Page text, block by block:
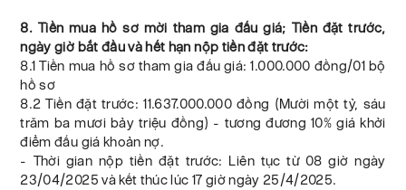
8. Tiền mua hồ sơ mời tham gia đấu giá; Tiền đặt trước,
ngày giờ bắt đầu và hết hạn nộp tiền đặt trước:
8.1 Tiền mua hồ sơ tham gia đấu giá: 1.000.000 đồng/01 bộ
hồ sơ
8.2 Tiền đặt trước: 11.637.000.000 đồng (Mười một tỷ, sáu
trăm ba mươi bảy triệu đồng) - tương đương 10% giá khởi
điểm đấu giá khoản nợ.
- Thời gian nộp tiền đặt trước: Liên tục từ 08 giờ ngày
23/04/2025 và kết thúc lúc 17 giờ ngày 25/4/2025.